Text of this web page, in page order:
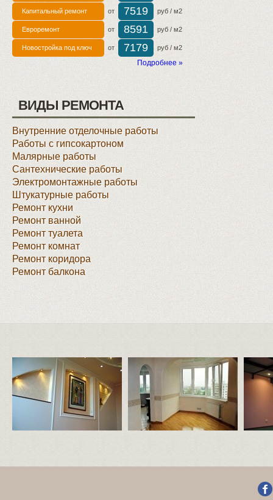
Капитальный ремонт от 7519 руб / м2
Евроремонт от 8591 руб / м2
Новостройка под ключ от 7179 руб / м2
Подробнее »
ВИДЫ РЕМОНТА
Внутренние отделочные работы
Работы с гипсокартоном
Малярные работы
Сантехнические работы
Электромонтажные работы
Штукатурные работы
Ремонт кухни
Ремонт ванной
Ремонт туалета
Ремонт комнат
Ремонт коридора
Ремонт балкона